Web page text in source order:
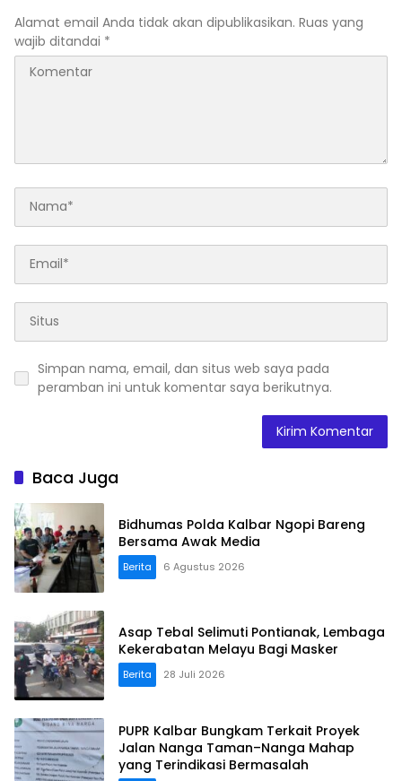
Alamat email Anda tidak akan dipublikasikan. Ruas yang
wajib ditandai *
Simpan nama, email, dan situs web saya pada
peramban ini untuk komentar saya berikutnya.
Baca Juga
Bidhumas Polda Kalbar Ngopi Bareng
Bersama Awak Media
Berita 6 Agustus 2026
Asap Tebal Selimuti Pontianak, Lembaga
Kekerabatan Melayu Bagi Masker
Berita 28 Juli 2026
PUPR Kalbar Bungkam Terkait Proyek
Jalan Nanga Taman–Nanga Mahap
yang Terindikasi Bermasalah